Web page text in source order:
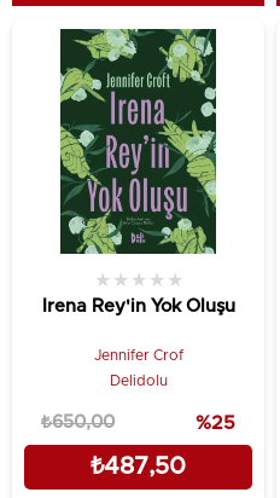
Irena Rey'in Yok Oluşu
★ ★ ★ ★ ★
Jennifer Crof
Delidolu
₺487,50
₺650,00 %25